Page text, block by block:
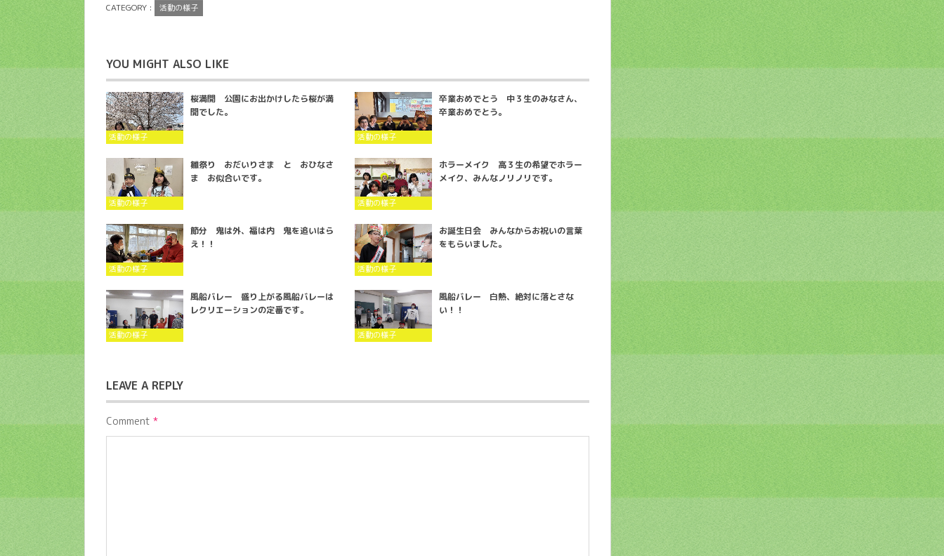
CATEGORY : 活動の様子
YOU MIGHT ALSO LIKE
活動の様子
桜満開 公園にお出かけしたら桜が満
開でした。
活動の様子
卒業おめでとう 中３生のみなさん、
卒業おめでとう。
活動の様子
雛祭り おだいりさま と おひなさ
ま お似合いです。
活動の様子
ホラーメイク 高３生の希望でホラー
メイク、みんなノリノリです。
活動の様子
節分 鬼は外、福は内 鬼を追いはら
え！！
活動の様子
お誕生日会 みんなからお祝いの言葉
をもらいました。
活動の様子
風船バレー 盛り上がる風船バレーは
レクリエーションの定番です。
活動の様子
風船バレー 白熱、絶対に落とさな
い！！
LEAVE A REPLY
Comment *